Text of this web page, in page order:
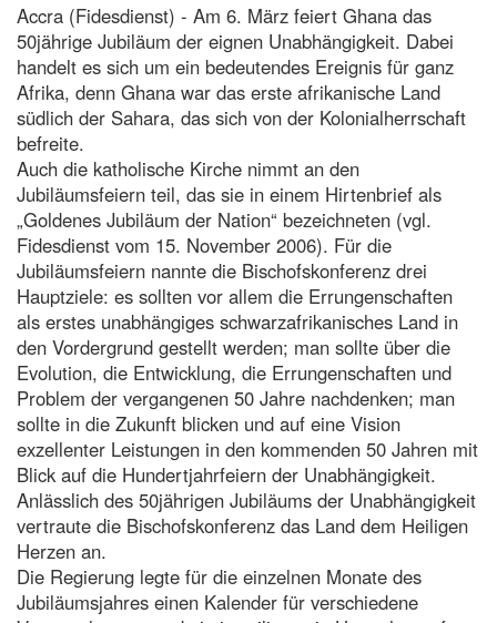
Accra (Fidesdienst) - Am 6. März feiert Ghana das
50jährige Jubiläum der eignen Unabhängigkeit. Dabei
handelt es sich um ein bedeutendes Ereignis für ganz
Afrika, denn Ghana war das erste afrikanische Land
südlich der Sahara, das sich von der Kolonialherrschaft
befreite.
Auch die katholische Kirche nimmt an den
Jubiläumsfeiern teil, das sie in einem Hirtenbrief als
„Goldenes Jubiläum der Nation“ bezeichneten (vgl.
Fidesdienst vom 15. November 2006). Für die
Jubiläumsfeiern nannte die Bischofskonferenz drei
Hauptziele: es sollten vor allem die Errungenschaften
als erstes unabhängiges schwarzafrikanisches Land in
den Vordergrund gestellt werden; man sollte über die
Evolution, die Entwicklung, die Errungenschaften und
Problem der vergangenen 50 Jahre nachdenken; man
sollte in die Zukunft blicken und auf eine Vision
exzellenter Leistungen in den kommenden 50 Jahren mit
Blick auf die Hundertjahrfeiern der Unabhängigkeit.
Anlässlich des 50jährigen Jubiläums der Unabhängigkeit
vertraute die Bischofskonferenz das Land dem Heiligen
Herzen an.
Die Regierung legte für die einzelnen Monate des
Jubiläumsjahres einen Kalender für verschiedene